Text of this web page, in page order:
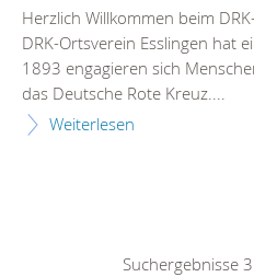
Herzlich Willkommen beim
DRK-Ortsverein Esslingen hat
1893 engagieren sich
das Deutsche Rote Kreuz....
Weiterlesen
Suchergebnisse